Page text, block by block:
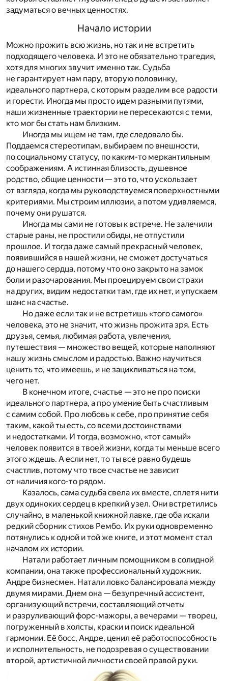
задуматься о вечных ценностях.
Начало истории
Можно прожить всю жизнь, но так и не встретить
подходящего человека. И это не обязательно трагедия,
хотя для многих звучит именно так. Судьба
не гарантирует нам пару, вторую половинку,
идеального партнера, с которым разделим все радости
и горести. Иногда мы просто идем разными путями,
наши жизненные траектории не пересекаются с теми,
кто мог бы стать нам близким.
Иногда мы ищем не там, где следовало бы.
Поддаемся стереотипам, выбираем по внешности,
по социальному статусу, по каким-то меркантильным
соображениям. А истинная близость, душевное
родство, общие ценности — это то, что ускользает
от взгляда, когда мы руководствуемся поверхностными
критериями. Мы строим иллюзии, а потом удивляемся,
почему они рушатся.
Иногда мы сами не готовы к встрече. Не залечили
старые раны, не простили обиды, не отпустили
прошлое. И тогда даже самый прекрасный человек,
появившийся в нашей жизни, не сможет достучаться
до нашего сердца, потому что оно закрыто на замок
боли и разочарования. Мы проецируем свои страхи
на других, видим недостатки там, где их нет, и упускаем
шанс на счастье.
Но даже если так и не встретишь «того самого»
человека, это не значит, что жизнь прожита зря. Есть
друзья, семья, любимая работа, увлечения,
путешествия — множество вещей, которые наполняют
нашу жизнь смыслом и радостью. Важно научиться
ценить то, что имеешь, и не зацикливаться на том,
чего нет.
В конечном итоге, счастье — это не про поиски
идеального партнера, а про умение быть счастливым
с самим собой. Про любовь к себе, про принятие себя
таким, какой ты есть, со всеми достоинствами
и недостатками. И тогда, возможно, «тот самый»
человек появится в твоей жизни, когда ты меньше всего
этого ждешь. А если нет, то ты все равно будешь
счастлив, потому что твое счастье не зависит
от наличия кого-то рядом.
Казалось, сама судьба свела их вместе, сплетя нити
двух одиноких сердец в крепкий узел. Они встретились
случайно, в маленькой книжной лавке, где оба искали
редкий сборник стихов Рембо. Их руки одновременно
потянулись к одной и той же книге, и этот момент стал
началом их истории.
Натали работает личным помощником в солидной
компании, она также профессиональный художник.
Андре бизнесмен. Натали ловко балансировала между
двумя мирами. Днем она — безупречный ассистент,
организующий встречи, составляющий отчеты
и разруливающий форс-мажоры, а вечерами — творец,
погруженный в холсты, краски и поиск идеальной
гармонии. Её босс, Андре, ценил её работоспособность
и исполнительность, не подозревая о существовании
второй, артистичной личности своей правой руки.